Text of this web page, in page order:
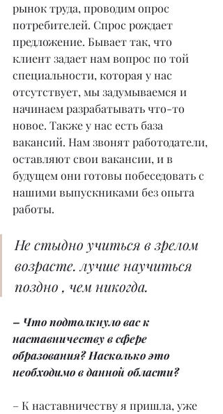
рынок труда, проводим опрос
потребителей. Спрос рождает
предложение. Бывает так, что
клиент задает нам вопрос по той
специальности, которая у нас
отсутствует, мы задумываемся и
начинаем разрабатывать что-то
новое. Также у нас есть база
вакансий. Нам звонят работодатели,
оставляют свои вакансии, и в
будущем они готовы побеседовать с
нашими выпускниками без опыта
работы.
Не стыдно учиться в зрелом
возрасте. лучше научиться
поздно , чем никогда.
– Что подтолкнуло вас к
наставничеству в сфере
образования? Насколько это
необходимо в данной области?
– К наставничеству я пришла, уже